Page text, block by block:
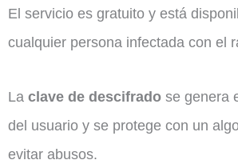
El servicio es gratuito y está
cualquier persona infectada con el
La clave de descifrado se genera
del usuario y se protege con un
evitar abusos.